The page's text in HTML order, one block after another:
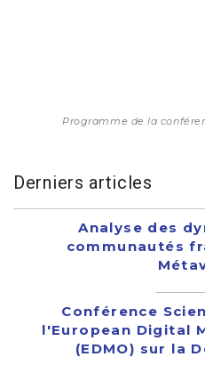
Programme de la
Derniers articles
Analyse des
communautés
Conférence
l'European Digital
(EDMO) sur la